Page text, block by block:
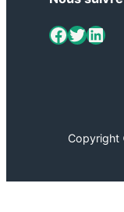
ViaMétiers sur Facebook Twitter LinkedIn
Copyright